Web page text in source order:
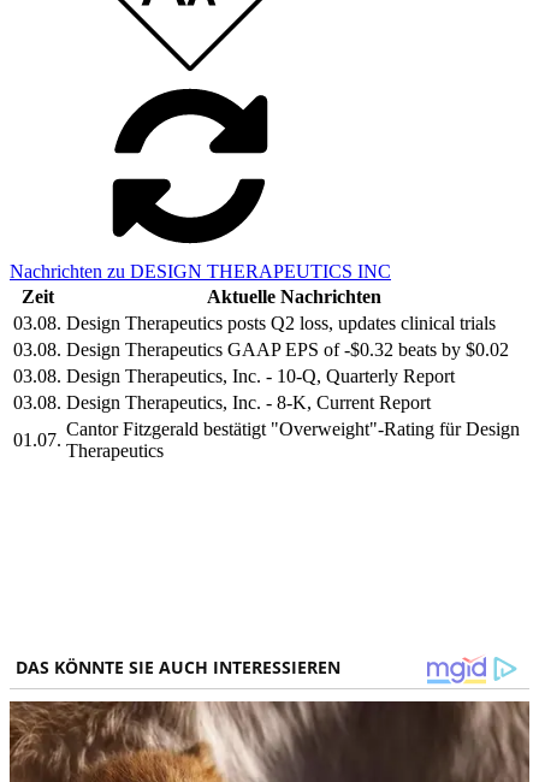
Nachrichten zu DESIGN THERAPEUTICS INC
Zeit
Aktuelle Nachrichten
03.08. Design Therapeutics posts Q2 loss, updates clinical trials
03.08. Design Therapeutics GAAP EPS of -$0.32 beats by $0.02
03.08. Design Therapeutics, Inc. - 10-Q, Quarterly Report
03.08. Design Therapeutics, Inc. - 8-K, Current Report
01.07.
Cantor Fitzgerald bestätigt "Overweight"-Rating für Design
Therapeutics